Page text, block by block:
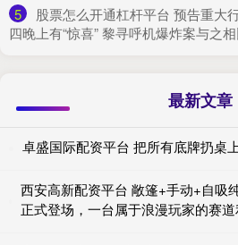
5
股票怎么开通杠杆平台 预告重大
四晚上有“惊喜” 黎寻呼机爆炸案与之
最新文章
卓盛国际配资平台 把所有底牌扔桌
西安高新配资平台 敞篷+手动+自吸
正式登场，一台属于浪漫玩家的赛